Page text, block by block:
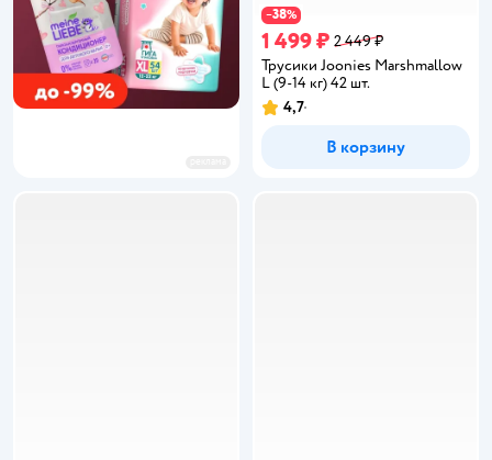
−38%
1 499 ₽ 2 449 ₽
Трусики Joonies Marshmallow
L (9-14 кг) 42 шт.
Рейтинг:
4,7
В корзину